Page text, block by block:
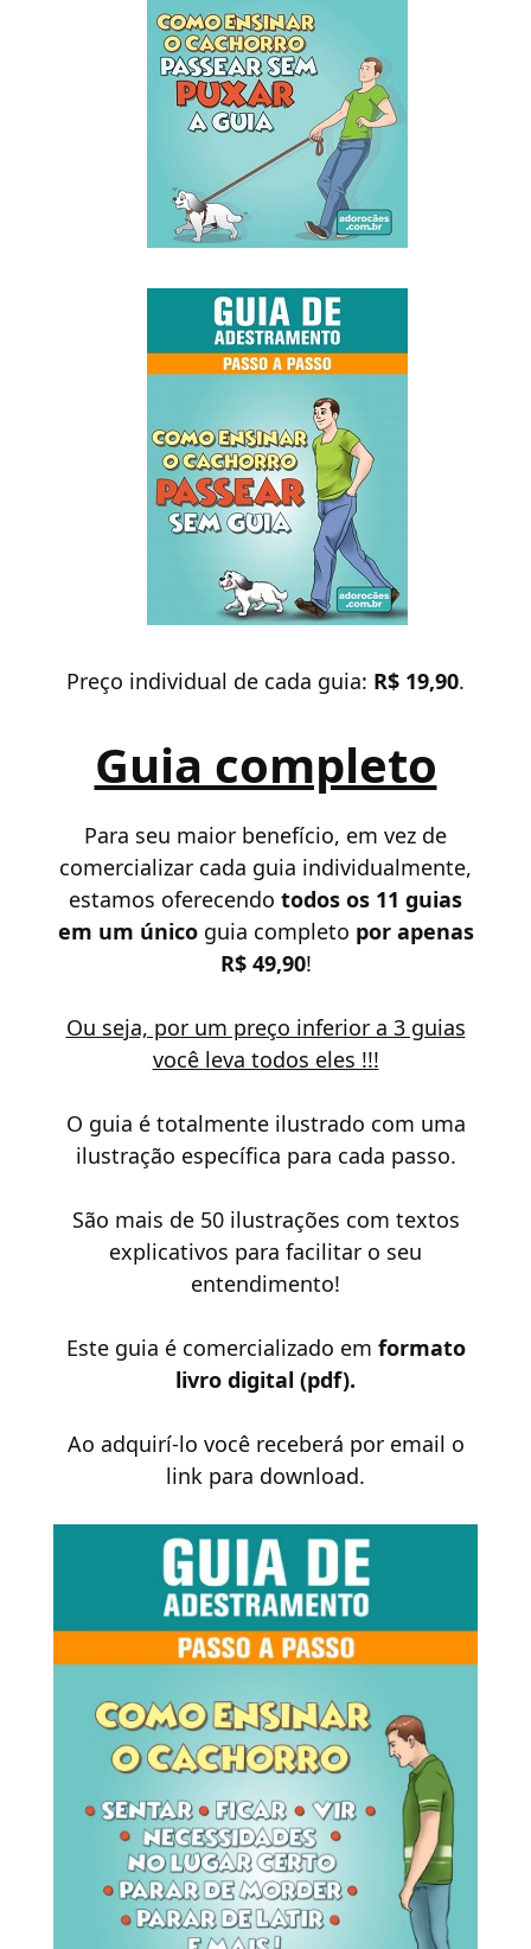
Preço individual de cada guia: R$ 19,90.
Guia completo
Para seu maior benefício, em vez de
comercializar cada guia individualmente,
estamos oferecendo todos os 11 guias
em um únicoguia completo por apenas
R$ 49,90!
Ou seja, por um preço inferior a 3 guias
você leva todos eles !!!
O guia é totalmente ilustrado com uma
ilustração específica para cada passo.
São mais de 50 ilustrações com textos
explicativos para facilitar o seu
entendimento!
Este guia é comercializado em formato
livro digital (pdf).
Ao adquirí-lo você receberá por email o
link para download.